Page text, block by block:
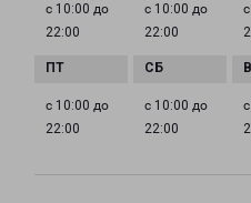
с 10:00 до
22:00
с 10:00 до
22:00
с 10:00 до
22:00
с 10:00 до
22:00